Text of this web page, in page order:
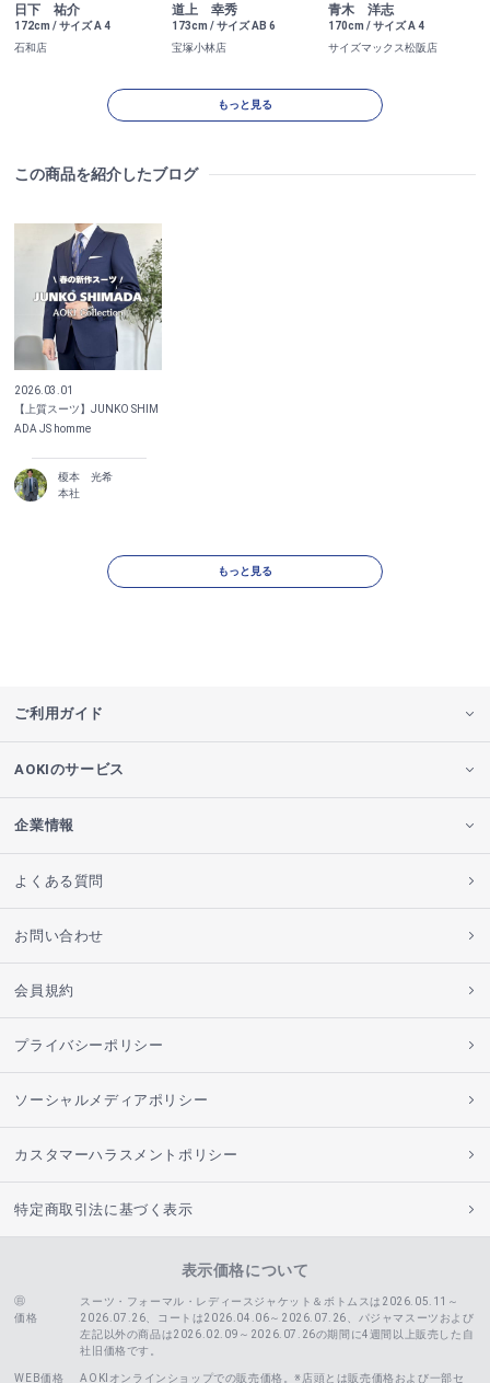
日下 祐介
172cm / サイズ A 4
石和店
道上 幸秀
173cm / サイズ AB 6
宝塚小林店
青木 洋志
170cm / サイズ A 4
サイズマックス松阪店
もっと見る
この商品を紹介したブログ
2026.03.01
【上質スーツ】JUNKO SHIM
ADA JS homme
榎本 光希
本社
もっと見る
ご利用ガイド
AOKIのサービス
企業情報
よくある質問
お問い合わせ
会員規約
プライバシーポリシー
ソーシャルメディアポリシー
カスタマーハラスメントポリシー
特定商取引法に基づく表示
表示価格について
価格
スーツ・フォーマル・レディースジャケット＆ボトムスは2026.05.11～
2026.07.26、コートは2026.04.06～2026.07.26、
パジャマスーツおよび
左記以外の商品は2026.02.09～2026.07.26の期間に4週間以上販売した自
社旧価格です。
WEB価格 AOKIオンラインショップでの販売価格。※店頭とは販売価格および一部セ